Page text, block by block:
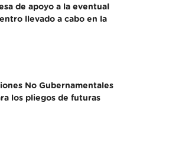
de apoyo a la eventual
llevado a cabo en la
No Gubernamentales
los pliegos de futuras